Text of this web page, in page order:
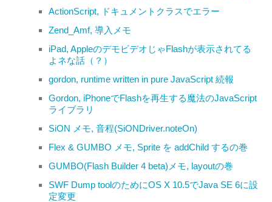
ActionScript, ドキュメントクラスでエラー
Zend_Amf, 導入メモ
iPad, AppleのデモビデオじゃFlashが表示されてる
よネな話（？）
gordon, runtime written in pure JavaScript 続報
Gordon, iPhoneでFlashを再生する魔法のJavaScript
ライブラリ
SiON メモ, 音程(SiONDriver.noteOn)
Flex & GUMBO メモ, Sprite を addChild するの巻
GUMBO(Flash Builder 4 beta)メモ, layoutの巻
SWF Dump toolのためにOS X 10.5でJava SE 6に設
定変更